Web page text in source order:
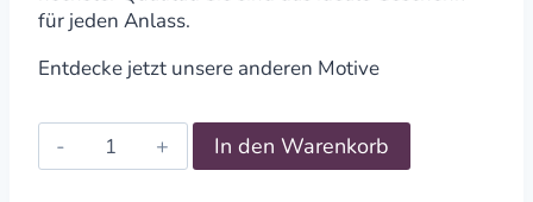
für jeden Anlass.
Entdecke jetzt unsere anderen Motive
Schlüsselanhänger
Buche
In den Warenkorb